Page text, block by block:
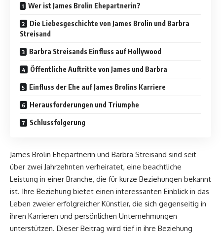
Wer ist James Brolin Ehepartnerin?
Die Liebesgeschichte von James Brolin und Barbra
Streisand
Barbra Streisands Einfluss auf Hollywood
Öffentliche Auftritte von James und Barbra
Einfluss der Ehe auf James Brolins Karriere
Herausforderungen und Triumphe
Schlussfolgerung
James Brolin Ehepartnerin und Barbra Streisand sind seit
über zwei Jahrzehnten verheiratet, eine beachtliche
Leistung in einer Branche, die für kurze Beziehungen bekannt
ist. Ihre Beziehung bietet einen interessanten Einblick in das
Leben zweier erfolgreicher Künstler, die sich gegenseitig in
ihren Karrieren und persönlichen Unternehmungen
unterstützen. Dieser Beitrag wird tief in ihre Beziehung